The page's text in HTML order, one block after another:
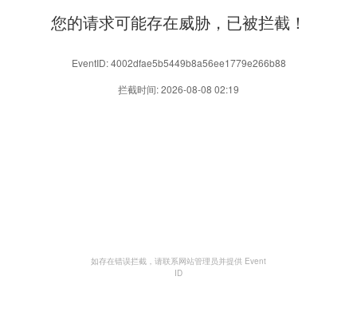
您的请求可能存在威胁，已被拦截！
EventID: 4002dfae5b5449b8a56ee1779e266b88
拦截时间: 2026-08-08 02:19
如存在错误拦截，请联系网站管理员并提供 Event
ID